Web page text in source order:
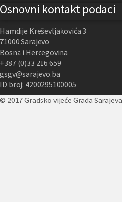
Osnovni kontakt podaci
Hamdije Kreševljakovića 3
71000 Sarajevo
Bosna i Hercegovina
+387 (0)33 216 659
gsgv@sarajevo.ba
ID broj: 4200295100005
© 2017 Gradsko vijeće Grada Sarajeva